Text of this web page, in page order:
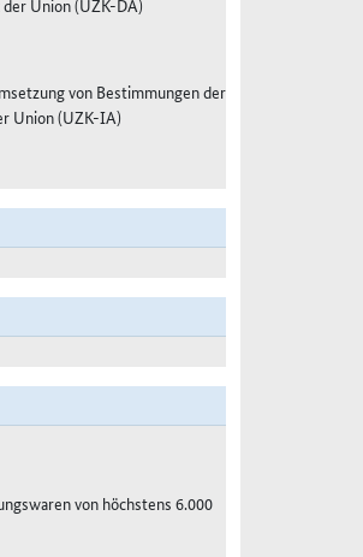
Union (UZK-DA)
von Bestimmungen der
Union (UZK-IA)
von höchstens 6.000